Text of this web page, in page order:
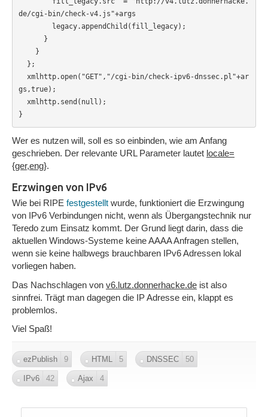
de/cgi-bin/check-v4.js"+args
legacy.appendChild(fill_legacy);
}
}
};
xmlhttp.open("GET","/cgi-bin/check-ipv6-dnssec.pl"+ar
gs,true);
xmlhttp.send(null);
}
Wer es nutzen will, soll es so einbinden, wie am Anfang
geschrieben. Der relevante URL Parameter lautet locale=
{ger,eng}.
Erzwingen von IPv6
Wie bei RIPE festgestellt wurde, funktioniert die Erzwingung
von IPv6 Verbindungen nicht, wenn als Übergangstechnik nur
Teredo zum Einsatz kommt. Der Grund liegt darin, dass die
aktuellen Windows-Systeme keine AAAA Anfragen stellen,
wenn sie keine halbwegs brauchbaren IPv6 Adressen lokal
vorliegen haben.
Das Nachschlagen von v6.lutz.donnerhacke.de ist also
sinnfrei. Trägt man dagegen die IP Adresse ein, klappt es
problemlos.
Viel Spaß!
ezPublish 9 HTML 5 DNSSEC 50
IPv6 42 Ajax 4